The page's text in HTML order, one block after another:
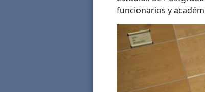
funcionarios y